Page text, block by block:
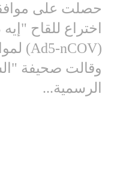
حصلت على
وقالت صحيفة
الرسمية...